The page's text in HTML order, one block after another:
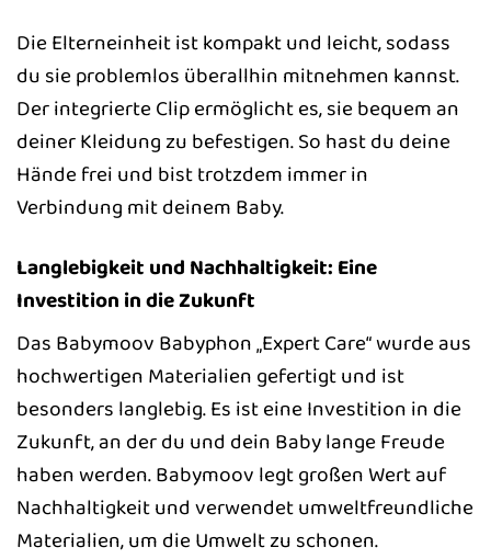
Die Elterneinheit ist kompakt und leicht, sodass
du sie problemlos überallhin mitnehmen kannst.
Der integrierte Clip ermöglicht es, sie bequem an
deiner Kleidung zu befestigen. So hast du deine
Hände frei und bist trotzdem immer in
Verbindung mit deinem Baby.
Langlebigkeit und Nachhaltigkeit: Eine
Investition in die Zukunft
Das Babymoov Babyphon „Expert Care“ wurde aus
hochwertigen Materialien gefertigt und ist
besonders langlebig. Es ist eine Investition in die
Zukunft, an der du und dein Baby lange Freude
haben werden. Babymoov legt großen Wert auf
Nachhaltigkeit und verwendet umweltfreundliche
Materialien, um die Umwelt zu schonen.